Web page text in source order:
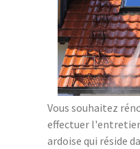
Vous souhaitez
effectuer
ardoise qui réside